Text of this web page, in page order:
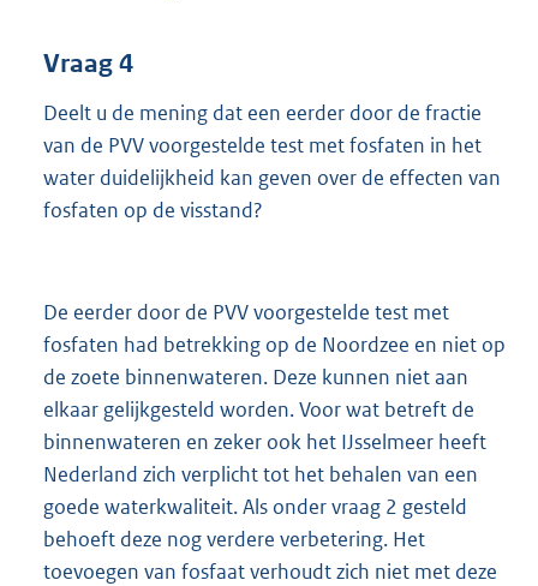
Vraag 4
Deelt u de mening dat een eerder door de fractie
van de PVV voorgestelde test met fosfaten in het
water duidelijkheid kan geven over de effecten van
fosfaten op de visstand?
De eerder door de PVV voorgestelde test met
fosfaten had betrekking op de Noordzee en niet op
de zoete binnenwateren. Deze kunnen niet aan
elkaar gelijkgesteld worden. Voor wat betreft de
binnenwateren en zeker ook het IJsselmeer heeft
Nederland zich verplicht tot het behalen van een
goede waterkwaliteit. Als onder vraag 2 gesteld
behoeft deze nog verdere verbetering. Het
toevoegen van fosfaat verhoudt zich niet met deze